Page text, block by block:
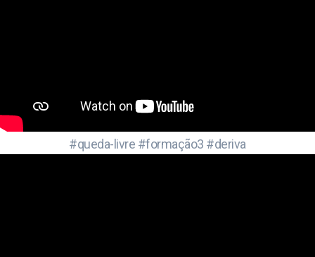
#queda-livre #formação3 #deriva